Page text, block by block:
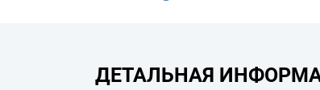
ДЕТАЛЬНАЯ